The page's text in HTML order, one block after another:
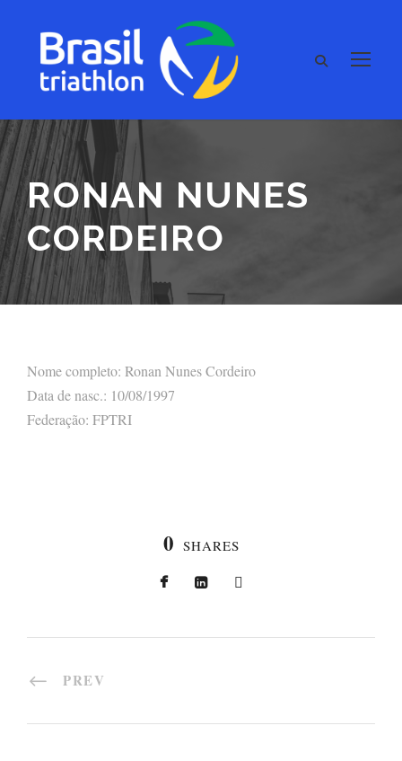
RONAN NUNES
CORDEIRO
Nome completo: Ronan Nunes Cordeiro
Data de nasc.: 10/08/1997
Federação: FPTRI
0 SHARES
PREV